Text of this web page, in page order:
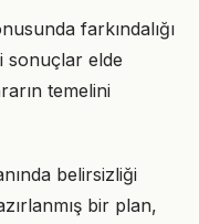
farkındalığı
sonuçlar elde
temelini
belirsizliği
bir plan,